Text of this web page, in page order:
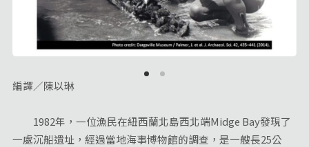
編譯／陳以琳
1982年，一位漁民在紐西蘭北島西北端Midge Bay發現了
一處沉船遺址，經過當地海事博物館的調查，是一艘長25公